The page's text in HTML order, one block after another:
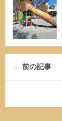
前の記事